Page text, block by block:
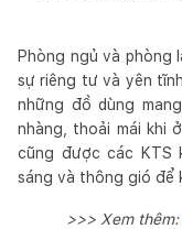
Phòng ngủ và phòng
sự riêng tư và yên
những đồ dùng
nhàng, thoải mái khi
cũng được các KTS
sáng và thông gió để
>>> Xem thêm: